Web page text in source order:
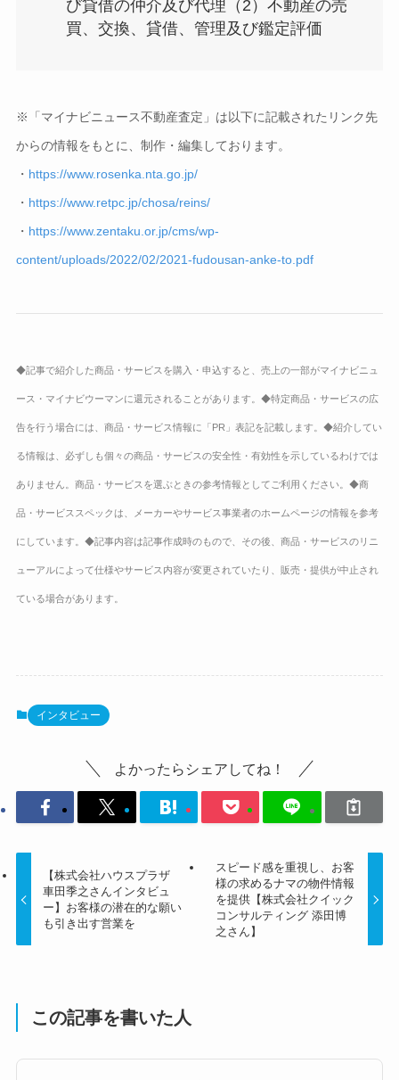
び貸借の仲介及び代理（2）不動産の売
買、交換、貸借、管理及び鑑定評価
※「マイナビニュース不動産査定」は以下に記載されたリンク先
からの情報をもとに、制作・編集しております。
・ https://www.rosenka.nta.go.jp/
・ https://www.retpc.jp/chosa/reins/
・ https://www.zentaku.or.jp/cms/wp-
content/uploads/2022/02/2021-fudousan-anke-to.pdf
◆記事で紹介した商品・サービスを購入・申込すると、売上の一部がマイナビニュ
ース・マイナビウーマンに還元されることがあります。◆特定商品・サービスの広
告を行う場合には、商品・サービス情報に「PR」表記を記載します。◆紹介してい
る情報は、必ずしも個々の商品・サービスの安全性・有効性を示しているわけでは
ありません。商品・サービスを選ぶときの参考情報としてご利用ください。◆商
品・サービススペックは、メーカーやサービス事業者のホームページの情報を参考
にしています。◆記事内容は記事作成時のもので、その後、商品・サービスのリニ
ューアルによって仕様やサービス内容が変更されていたり、販売・提供が中止され
ている場合があります。
インタビュー
よかったらシェアしてね！
【株式会社ハウスプラザ
車田季之さんインタビュ
ー】お客様の潜在的な願い
も引き出す営業を
スピード感を重視し、お客
様の求めるナマの物件情報
を提供【株式会社クイック
コンサルティング 添田博
之さん】
この記事を書いた人